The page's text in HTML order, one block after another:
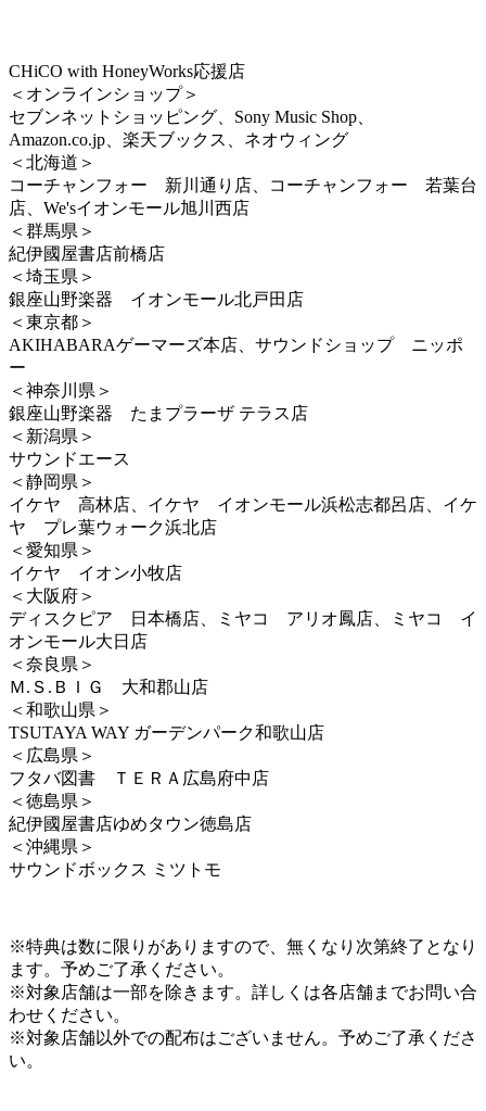
CHiCO with HoneyWorks応援店
＜オンラインショップ＞
セブンネットショッピング、Sony Music Shop、
Amazon.co.jp、楽天ブックス、ネオウィング
＜北海道＞
コーチャンフォー 新川通り店、コーチャンフォー 若葉台
店、We'sイオンモール旭川西店
＜群馬県＞
紀伊國屋書店前橋店
＜埼玉県＞
銀座山野楽器 イオンモール北戸田店
＜東京都＞
AKIHABARAゲーマーズ本店、サウンドショップ ニッポ
ー
＜神奈川県＞
銀座山野楽器 たまプラーザ テラス店
＜新潟県＞
サウンドエース
＜静岡県＞
イケヤ 高林店、イケヤ イオンモール浜松志都呂店、イケ
ヤ プレ葉ウォーク浜北店
＜愛知県＞
イケヤ イオン小牧店
＜大阪府＞
ディスクピア 日本橋店、ミヤコ アリオ鳳店、ミヤコ イ
オンモール大日店
＜奈良県＞
Ｍ.Ｓ.ＢＩＧ 大和郡山店
＜和歌山県＞
TSUTAYA WAY ガーデンパーク和歌山店
＜広島県＞
フタバ図書 ＴＥＲＡ広島府中店
＜徳島県＞
紀伊國屋書店ゆめタウン徳島店
＜沖縄県＞
サウンドボックス ミツトモ
※特典は数に限りがありますので、無くなり次第終了となり
ます。予めご了承ください。
※対象店舗は一部を除きます。詳しくは各店舗までお問い合
わせください。
※対象店舗以外での配布はございません。予めご了承くださ
い。